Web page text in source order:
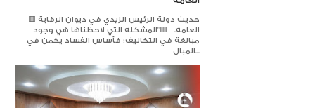
🟥 حديث دولة الرئيس الزيدي في ديوان الرقابة
العامة. 🟥​"المشكلة التي لاحظناها هي وجود
مبالغة في التكاليف؛ فأساس الفساد يكمن في
المبال...